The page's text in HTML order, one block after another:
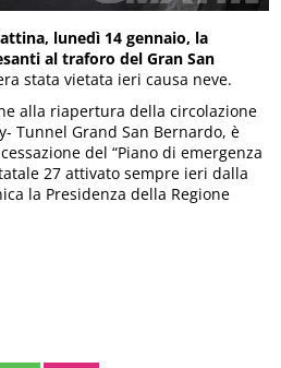
lunedì 14 gennaio, la
al traforo del Gran San
stata vietata ieri causa neve.
alla riapertura della circolazione
Tunnel Grand San Bernardo, è
del “Piano di emergenza
27 attivato sempre ieri dalla
la Presidenza della Regione